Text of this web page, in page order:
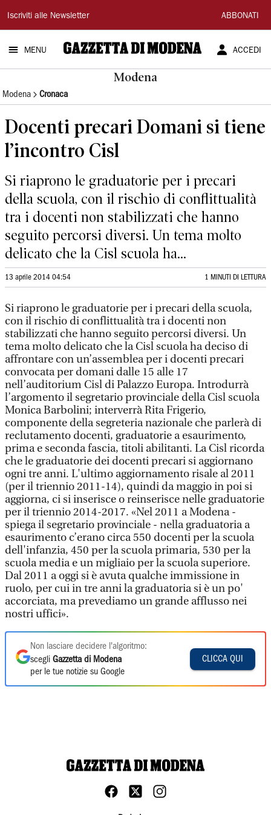
Gazzetta
di
Modena
Iscriviti alle Newsletter ABBONATI
MENU ACCEDI
Modena
Modena Cronaca
Docenti precari Domani si tiene
l’incontro Cisl
Si riaprono le graduatorie per i precari
della scuola, con il rischio di conflittualità
tra i docenti non stabilizzati che hanno
seguito percorsi diversi. Un tema molto
delicato che la Cisl scuola ha...
13 aprile 2014 04:54 1 MINUTI DI LETTURA
Si riaprono le graduatorie per i precari della scuola,
con il rischio di conflittualità tra i docenti non
stabilizzati che hanno seguito percorsi diversi. Un
tema molto delicato che la Cisl scuola ha deciso di
affrontare con un’assemblea per i docenti precari
convocata per domani dalle 15 alle 17
nell’auditorium Cisl di Palazzo Europa. Introdurrà
l’argomento il segretario provinciale della Cisl scuola
Monica Barbolini; interverrà Rita Frigerio,
componente della segreteria nazionale che parlerà di
reclutamento docenti, graduatorie a esaurimento,
prima e seconda fascia, titoli abilitanti. La Cisl ricorda
che le graduatorie dei docenti precari si aggiornano
ogni tre anni. L'ultimo aggiornamento risale al 2011
(per il triennio 2011-14), quindi da maggio in poi si
aggiorna, ci si inserisce o reinserisce nelle graduatorie
per il triennio 2014-2017. «Nel 2011 a Modena -
spiega il segretario provinciale - nella graduatoria a
esaurimento c’erano circa 550 docenti per la scuola
dell'infanzia, 450 per la scuola primaria, 530 per la
scuola media e un migliaio per la scuola superiore.
Dal 2011 a oggi si è avuta qualche immissione in
ruolo, per cui in tre anni la graduatoria si è un po'
accorciata, ma prevediamo un grande afflusso nei
nostri uffici».
Non lasciare decidere l'algoritmo:
scegli Gazzetta di Modena
per le tue notizie su Google
CLICCA QUI